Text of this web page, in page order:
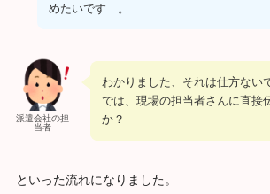
めたいです…。
派遣会社の担
当者
わかりました、それは仕方ない
では、現場の担当者さんに直接
か？
といった流れになりました。